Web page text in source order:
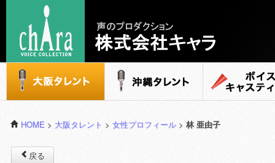
声のプロダクション - 株式会社キャラ
大阪タレント 沖縄タレント ボイスキャステ
HOME > 大阪タレント > 女性プロフィール > 林 亜由子
戻る